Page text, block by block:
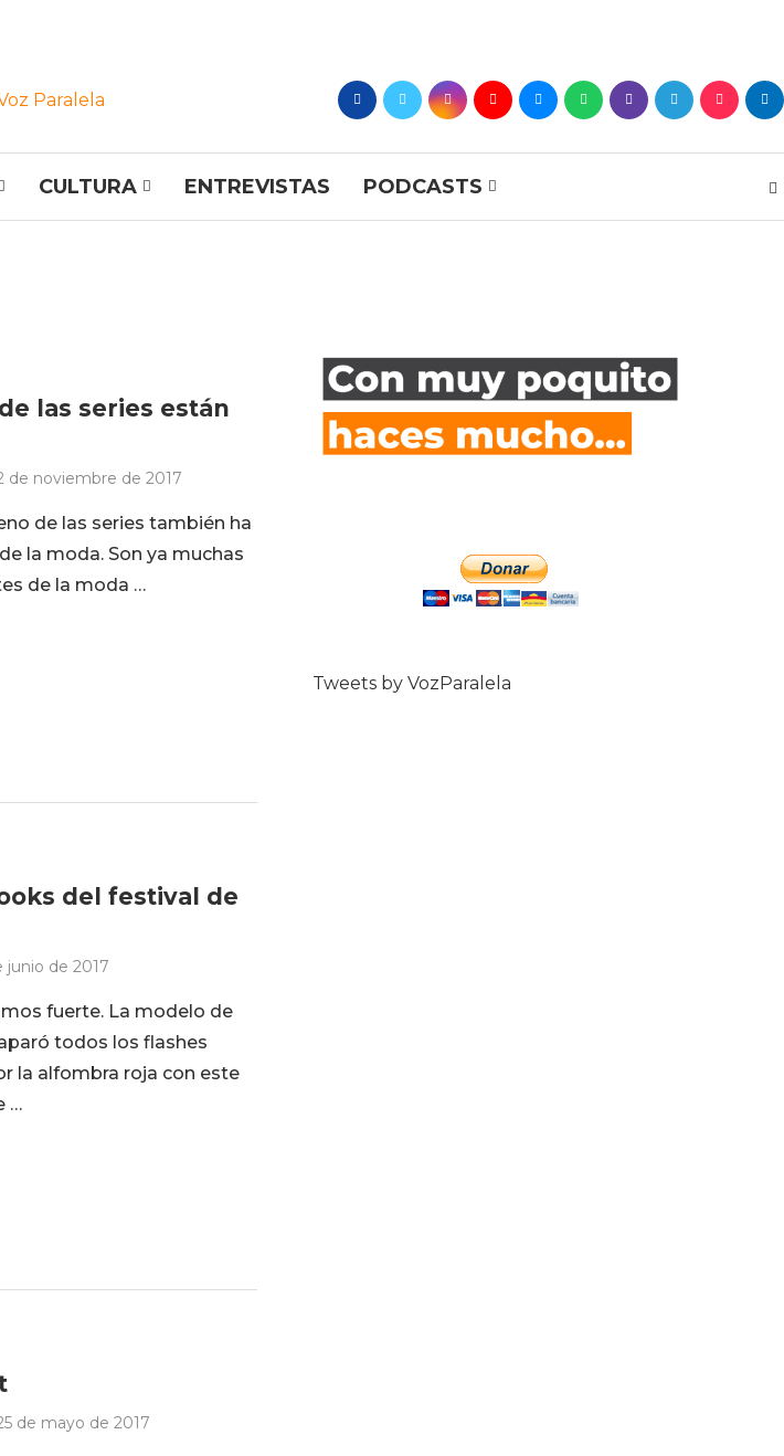
CULTURA ENTREVISTAS PODCASTS
las series están
de noviembre de 2017
de las series también ha
la moda. Son ya muchas
de la moda …
del festival de
junio de 2017
fuerte. La modelo de
todos los flashes
la alfombra roja con este
…
de mayo de 2017
Tweets by VozParalela